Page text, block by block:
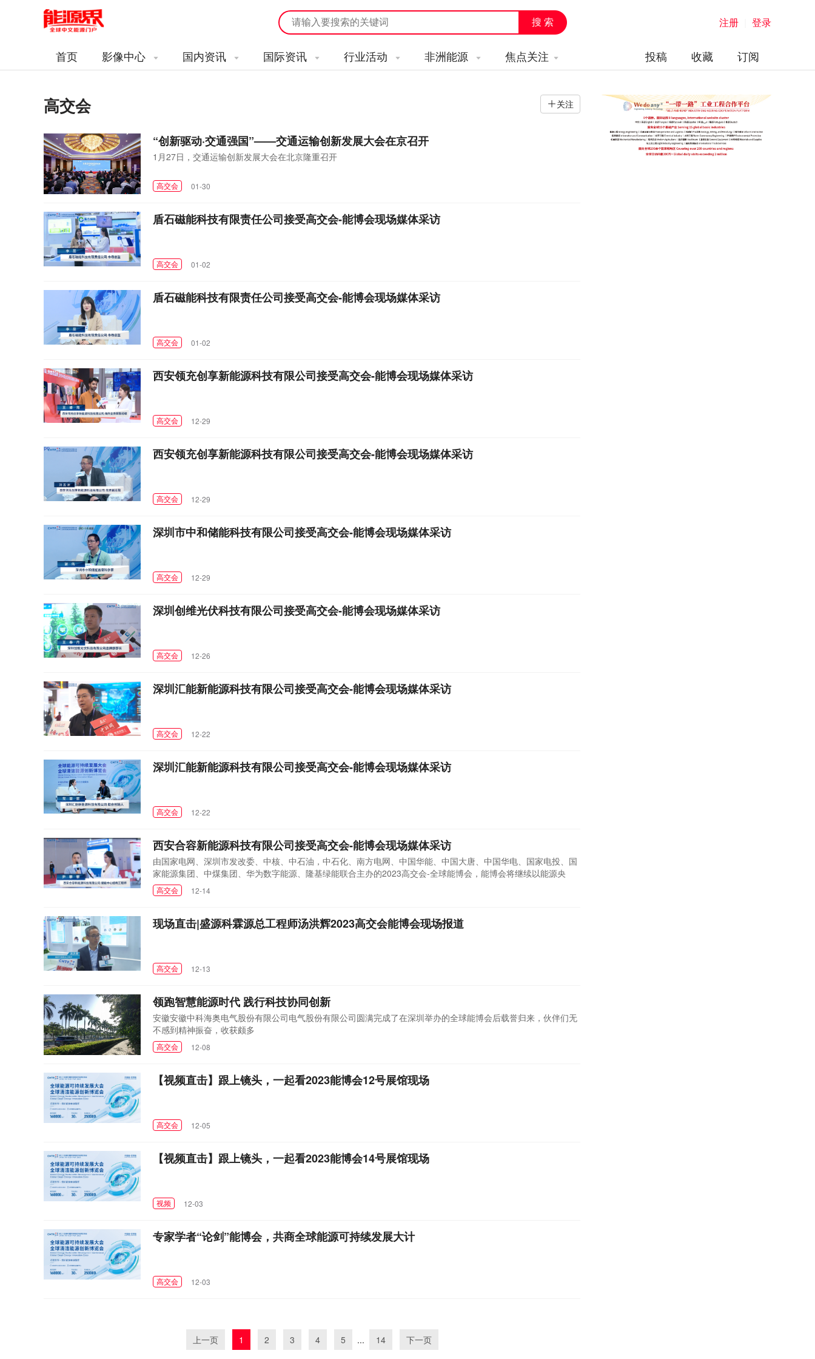
注册 登录
首页 影像中心 国内资讯 国际资讯 行业活动 非洲能源 焦点关注 订阅
收藏
投稿
高交会 关注
“创新驱动·交通强国”——交通运输创新发展大会在京召开
1月27日，交通运输创新发展大会在北京隆重召开
高交会 01-30
盾石磁能科技有限责任公司接受高交会-能博会现场媒体采访
高交会 01-02
盾石磁能科技有限责任公司接受高交会-能博会现场媒体采访
高交会 01-02
西安领充创享新能源科技有限公司接受高交会-能博会现场媒体采访
高交会 12-29
西安领充创享新能源科技有限公司接受高交会-能博会现场媒体采访
高交会 12-29
深圳市中和储能科技有限公司接受高交会-能博会现场媒体采访
高交会 12-29
深圳创维光伏科技有限公司接受高交会-能博会现场媒体采访
高交会 12-26
深圳汇能新能源科技有限公司接受高交会-能博会现场媒体采访
高交会 12-22
深圳汇能新能源科技有限公司接受高交会-能博会现场媒体采访
高交会 12-22
西安合容新能源科技有限公司接受高交会-能博会现场媒体采访
由国家电网、深圳市发改委、中核、中石油，中石化、南方电网、中国华能、中国大唐、中国华电、国家电投、国
家能源集团、中煤集团、华为数字能源、隆基绿能联合主办的2023高交会-全球能博会，能博会将继续以能源央
企、省能投、科研智库、领军企业、国际能源机构为核心，以科技创新为根基，以推进“双碳”目标、一带一路与全
球经济社会的可持续发展为宗旨，打造世界一流能源会展集群。
高交会 12-14
现场直击|盛源科霖源总工程师汤洪辉2023高交会能博会现场报道
高交会 12-13
领跑智慧能源时代 践行科技协同创新
安徽安徽中科海奥电气股份有限公司电气股份有限公司圆满完成了在深圳举办的全球能博会后载誉归来，伙伴们无
不感到精神振奋，收获颇多
高交会 12-08
【视频直击】跟上镜头，一起看2023能博会12号展馆现场
高交会 12-05
【视频直击】跟上镜头，一起看2023能博会14号展馆现场
视频 12-03
专家学者“论剑”能博会，共商全球能源可持续发展大计
高交会 12-03
上一页 1 2 3 4 5 ... 14 下一页